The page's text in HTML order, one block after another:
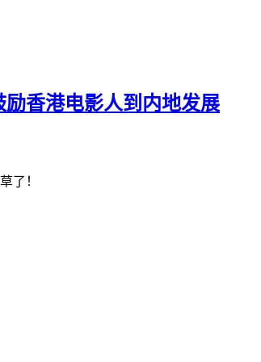
香港电影人到内地发展
了！